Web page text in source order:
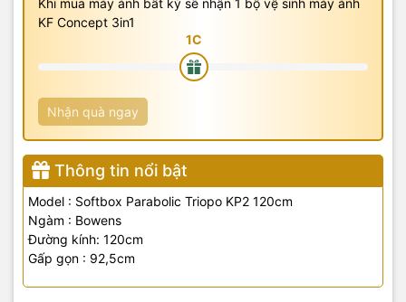
KF Concept 3in1
Nhận quà ngay
Thông tin nổi bật
Model : Softbox Parabolic Triopo KP2 120cm
Ngàm : Bowens
Đường kính: 120cm
Gấp gọn : 92,5cm